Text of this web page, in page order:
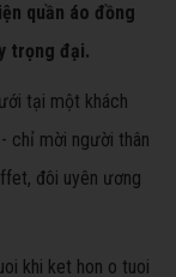
quần áo đồng
trọng đại.
tại một khách
chỉ mời người thân
đôi uyên ương